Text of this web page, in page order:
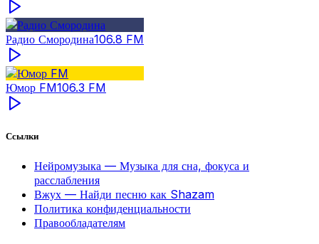
Радио Смородина106.8 FM
Юмор FM106.3 FM
Ссылки
Нейромузыка — Музыка для сна, фокуса и
расслабления
Вжух — Найди песню как Shazam
Политика конфиденциальности
Правообладателям